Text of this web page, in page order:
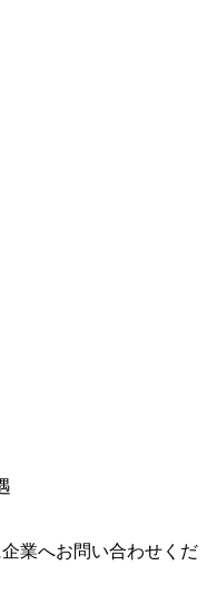
業へお問い合わせくだ